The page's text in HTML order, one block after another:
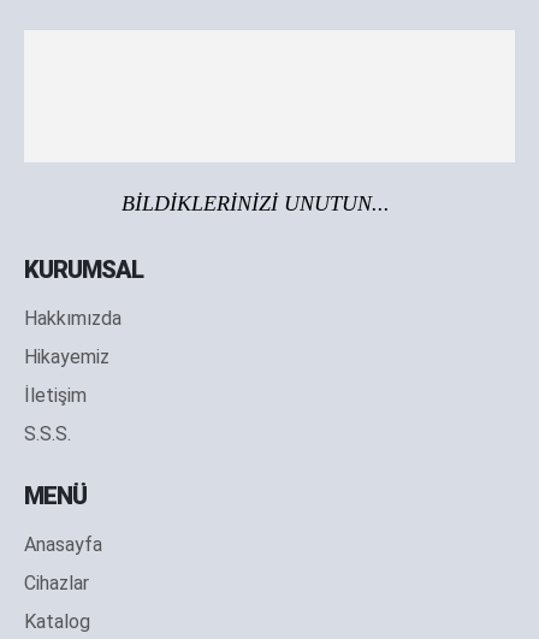
BİLDİKLERİNİZİ UNUTUN...
KURUMSAL
Hakkımızda
Hikayemiz
İletişim
S.S.S.
MENÜ
Anasayfa
Cihazlar
Katalog